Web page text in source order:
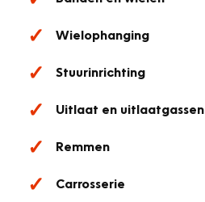
Wielophanging
Stuurinrichting
Uitlaat en uitlaatgassen
Remmen
Carrosserie